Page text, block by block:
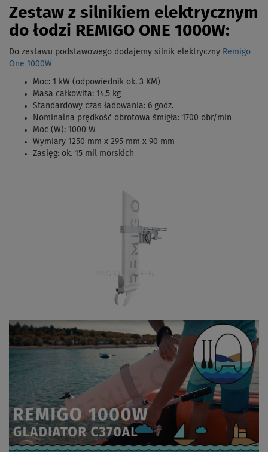
Zestaw z silnikiem elektrycznym
do łodzi REMIGO ONE 1000W:
Do zestawu podstawowego dodajemy silnik elektryczny Remigo
One 1000W
Moc: 1 kW (odpowiednik ok. 3 KM)
Masa całkowita: 14,5 kg
Standardowy czas ładowania: 6 godz.
Nominalna prędkość obrotowa śmigła: 1700 obr/min
Moc (W): 1000 W
Wymiary 1250 mm x 295 mm x 90 mm
Zasięg: ok. 15 mil morskich